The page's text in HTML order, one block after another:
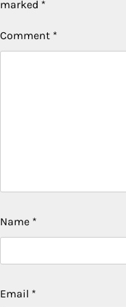
marked *
Comment *
Name *
Email *